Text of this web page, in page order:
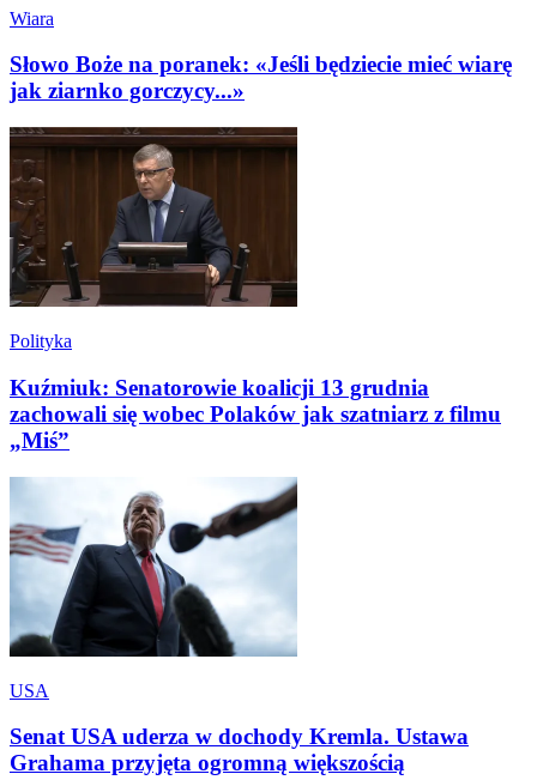
Wiara
Słowo Boże na poranek: «Jeśli będziecie mieć wiarę
jak ziarnko gorczycy...»
Polityka
Kuźmiuk: Senatorowie koalicji 13 grudnia
zachowali się wobec Polaków jak szatniarz z filmu
„Miś”
USA
Senat USA uderza w dochody Kremla. Ustawa
Grahama przyjęta ogromną większością